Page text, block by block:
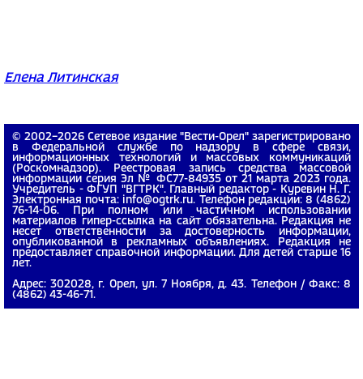
Елена Литинская
© 2002−2026 Сетевое издание "Вести-Орел" зарегистрировано
в Федеральной службе по надзору в сфере связи,
информационных технологий и массовых коммуникаций
(Роскомнадзор). Реестровая запись средства массовой
информации серия Эл № ФС77-84935 от 21 марта 2023 года.
Учредитель - ФГУП "ВГТРК". Главный редактор - Куревин Н. Г.
Электронная почта: info@ogtrk.ru. Телефон редакции: 8 (4862)
76-14-06. При полном или частичном использовании
материалов гипер-ссылка на сайт обязательна. Редакция не
несет ответственности за достоверность информации,
опубликованной в рекламных объявлениях. Редакция не
предоставляет справочной информации. Для детей старше 16
лет.
Адрес: 302028, г. Орел, ул. 7 Ноября, д. 43. Телефон / Факс: 8
(4862) 43-46-71.